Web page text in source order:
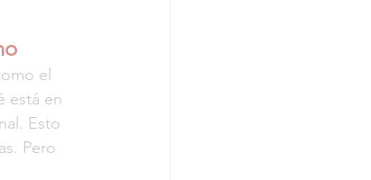
el
está en
Esto
Pero